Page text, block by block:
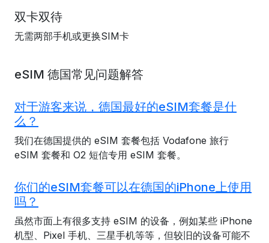
双卡双待
无需两部手机或更换SIM卡
eSIM 德国常见问题解答
对于游客来说，德国最好的eSIM套餐是什
么？
我们在德国提供的 eSIM 套餐包括 Vodafone 旅行
eSIM 套餐和 O2 短信专用 eSIM 套餐。
你们的eSIM套餐可以在德国的iPhone上使用
吗？
虽然市面上有很多支持 eSIM 的设备，例如某些 iPhone
机型、Pixel 手机、三星手机等等，但较旧的设备可能不